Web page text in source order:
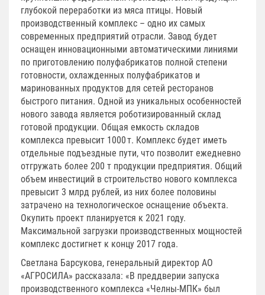
глубокой переработки из мяса птицы. Новый
производственный комплекс – одно их самых
современных предприятий отрасли. Завод будет
оснащен инновационными автоматическими линиями
по приготовлению полуфабрикатов полной степени
готовности, охлажденных полуфабрикатов и
маринованных продуктов для сетей ресторанов
быстрого питания. Одной из уникальных особенностей
нового завода является роботизированный склад
готовой продукции. Общая емкость складов
комплекса превысит 1000 т. Комплекс будет иметь
отдельные подъездные пути, что позволит ежедневно
отгружать более 200 т продукции предприятия. Общий
объем инвестиций в строительство нового комплекса
превысит 3 млрд рублей, из них более половины
затрачено на технологическое оснащение объекта.
Окупить проект планируется к 2021 году.
Максимальной загрузки производственных мощностей
комплекс достигнет к концу 2017 года.
Светлана Барсукова, генеральный директор АО
«АГРОСИЛА» рассказала: «В преддверии запуска
производственного комплекса «Челны-МПК» был